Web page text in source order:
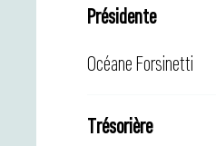
Présidente
Océane Forsinetti
Trésorière